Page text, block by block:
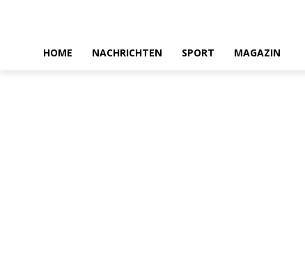
HOME NACHRICHTEN SPORT MAGAZIN